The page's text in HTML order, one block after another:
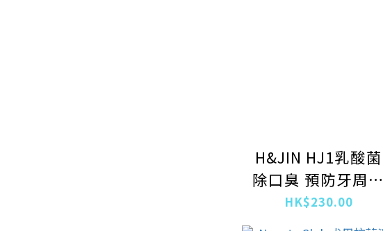
H&JIN HJ1乳酸菌
除口臭 預防牙周病
牙膏 40g
HK$230.00